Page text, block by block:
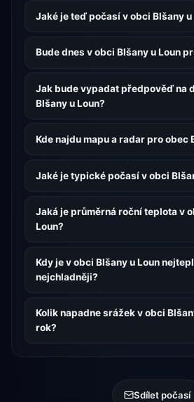
Jaké je teď počasí v obci Blšany u
Bude dnes v obci Blšany u Loun
Jak bude vypadat předpověď na
Blšany u Loun?
Kde najdu mapu a radar pro obec
Jaké je typické počasí v obci
Jaká je průměrná roční teplota v
Loun?
Kdy je v obci Blšany u Loun
nejchladněji?
Kolik napadne srážek v obci
rok?
Sdílet počasí